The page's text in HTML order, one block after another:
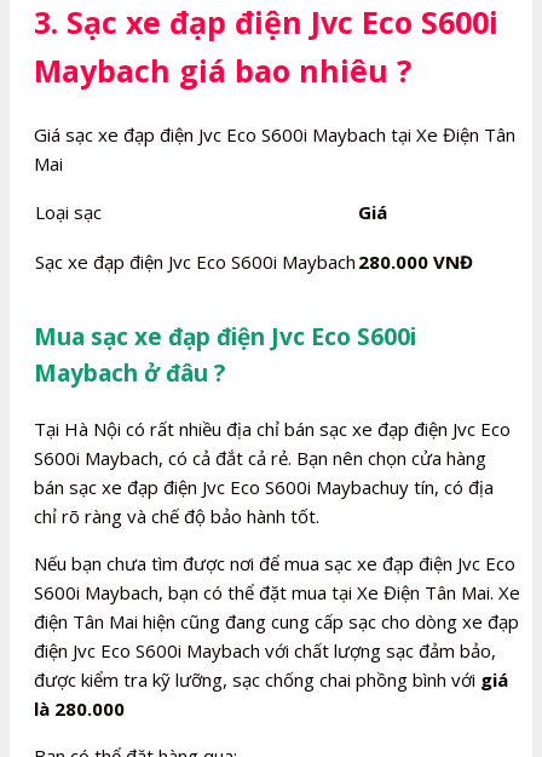
3. Sạc xe đạp điện Jvc Eco S600i
Maybach giá bao nhiêu ?
Giá sạc xe đạp điện Jvc Eco S600i Maybach tại Xe Điện Tân
Mai
Loại sạc
Giá
Sạc xe đạp điện Jvc Eco S600i Maybach 280.000 VNĐ
Mua sạc xe đạp điện Jvc Eco S600i
Maybach ở đâu ?
Tại Hà Nội có rất nhiều địa chỉ bán sạc xe đạp điện Jvc Eco
S600i Maybach, có cả đắt cả rẻ. Bạn nên chọn cửa hàng
bán sạc xe đạp điện Jvc Eco S600i Maybachuy tín, có địa
chỉ rõ ràng và chế độ bảo hành tốt.
Nếu bạn chưa tìm được nơi để mua sạc xe đạp điện Jvc Eco
S600i Maybach, bạn có thể đặt mua tại Xe Điện Tân Mai. Xe
điện Tân Mai hiện cũng đang cung cấp sạc cho dòng xe đạp
điện Jvc Eco S600i Maybach với chất lượng sạc đảm bảo,
được kiểm tra kỹ lưỡng, sạc chống chai phồng bình với giá
là 280.000